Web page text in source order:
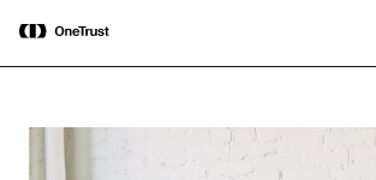
OneTrust nombrada Visionaria en el
Magic Quadrant™ de Gartner® 2026
para plataformas de gobernanza de IA.